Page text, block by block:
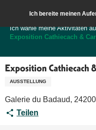
contenu
principal
Ich bereite meinen
Ich wähle meine Aktivitäten
Exposition Cathiecach &
Exposition Cathiecach
AUSSTELLUNG
Galerie du Badaud,
Teilen